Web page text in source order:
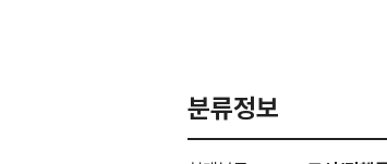
분류정보